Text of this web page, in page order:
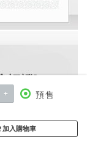
+ 預售
加入購物車